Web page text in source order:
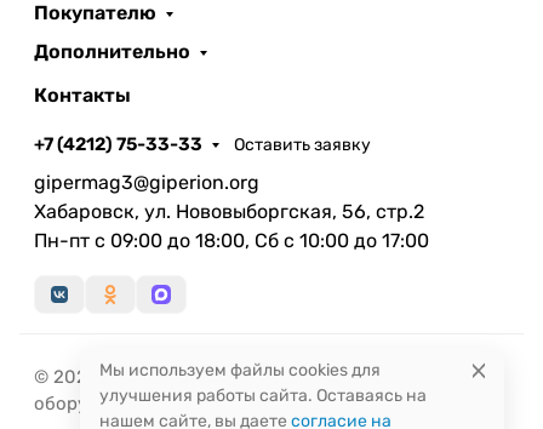
Покупателю
Дополнительно
Контакты
+7 (4212) 75-33-33 Оставить заявку
gipermag3@giperion.org
Хабаровск, ул. Нововыборгская, 56, стр.2
Пн-пт с 09:00 до 18:00, Сб с 10:00 до 17:00
© 2026 Гиперион - магазин инженерного
оборудования в Хабаровске
Мы используем файлы cookies для
улучшения работы сайта. Оставаясь на
нашем сайте, вы даете согласие на